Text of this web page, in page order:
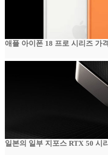
애플 아이폰 18 프로 시리즈 가
일본의 일부 지포스 RTX 50 시